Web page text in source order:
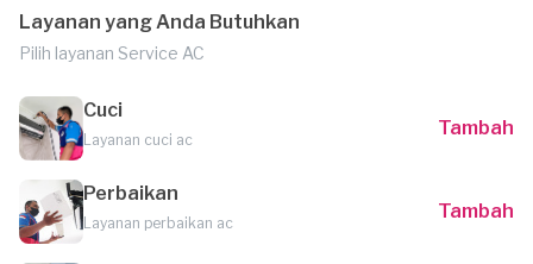
Layanan yang Anda Butuhkan
Pilih layanan Service AC
Cuci
Layanan cuci ac
Tambah
Perbaikan
Layanan perbaikan ac
Tambah